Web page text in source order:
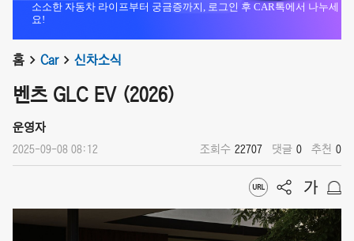
소소한 자동차 라이프부터 궁금증까지, 로그인 후 CAR톡에서 나누세
요!
홈 Car 신차소식
벤츠 GLC EV (2026)
운영자
2025-09-08 08:12 조회수 22707 댓글 0 추천 0